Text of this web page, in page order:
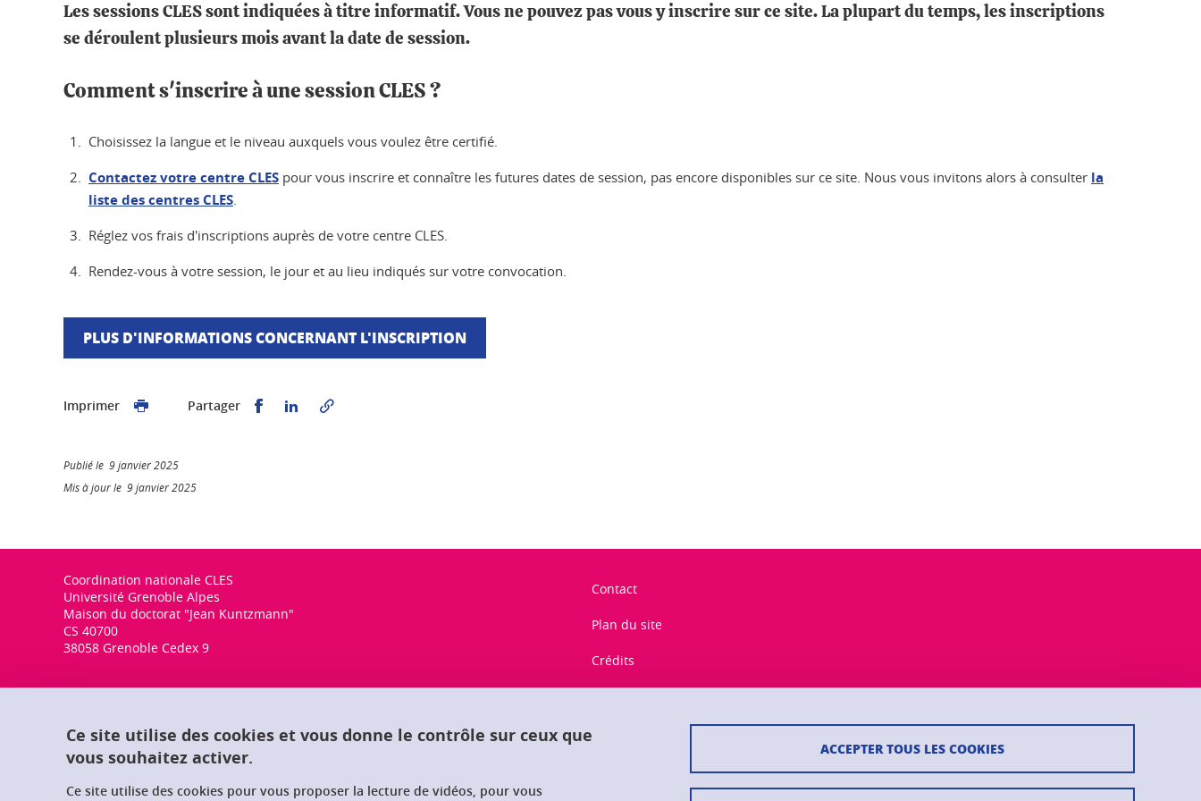
Les sessions CLES sont indiquées à titre informatif. Vous ne pouvez pas vous y inscrire sur ce site. La plupart du temps, les inscriptions
se déroulent plusieurs mois avant la date de session.
Comment s'inscrire à une session CLES ?
Choisissez la langue et le niveau auxquels vous voulez être certifié.
Contactez votre centre CLES pour vous inscrire et connaître les futures dates de session, pas encore disponibles sur ce site. Nous vous invitons alors à consulter la
liste des centres CLES.
Réglez vos frais d'inscriptions auprès de votre centre CLES.
Rendez-vous à votre session, le jour et au lieu indiqués sur votre convocation.
PLUS D'INFORMATIONS CONCERNANT L'INSCRIPTION
Imprimer Partager Partager sur Facebook
Partager sur LinkedIn
Publié le 9 janvier 2025
Mis à jour le 9 janvier 2025
Coordination nationale CLES
Université Grenoble Alpes
Maison du doctorat "Jean Kuntzmann"
CS 40700
38058 Grenoble Cedex 9
Contact
Plan du site
Crédits
Données personnelles
Gestion des cookies
Ce site utilise des cookies et vous donne le contrôle sur ceux que
vous souhaitez activer.
Ce site utilise des cookies pour vous proposer la lecture de vidéos, pour vous
ACCEPTER TOUS LES COOKIES